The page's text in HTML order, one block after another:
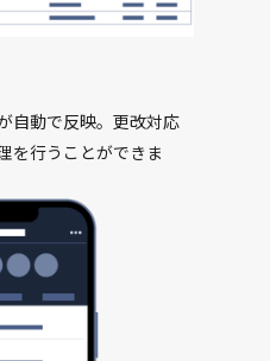
自動で反映。更改対応
を行うことができま